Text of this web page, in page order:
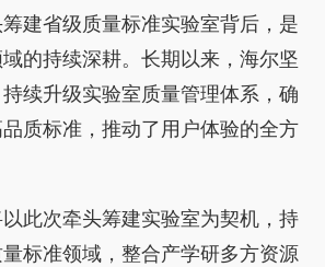
建省级质量标准实验室背后，是
的持续深耕。长期以来，海尔坚
续升级实验室质量管理体系，确
质标准，推动了用户体验的全方
此次牵头筹建实验室为契机，持
标准领域，整合产学研多方资源